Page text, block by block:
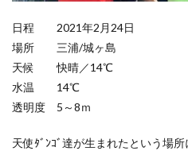
日程 2021年2月24日
場所 三浦/城ヶ島
天候 快晴／14℃
水温 14℃
透明度 5～8ｍ
天使ﾀﾞﾝｺﾞ達が生まれたという場